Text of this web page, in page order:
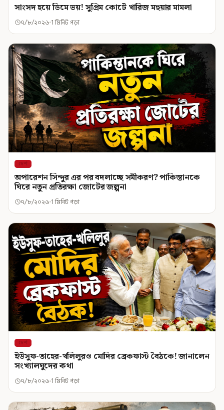
সাংসদ হয়ে ডিমে ভয়! সুপ্রিম কোর্টে খারিজ মহুয়ার মামলা
৭/৮/২০২৬ 1 মিনিট পড়া
দেশ
অপারেশন সিন্দুর এর পর বদলাচ্ছে সমীকরণ? পাকিস্তানকে
ঘিরে নতুন প্রতিরক্ষা জোটের জল্পনা
৭/৮/২০২৬ 1 মিনিট পড়া
দেশ
ইউসুফ-তাহের-খলিলুরও মোদির ব্রেকফাস্ট বৈঠকে! জানালেন
সংখ্যালঘুদের কথা
৭/৮/২০২৬ 1 মিনিট পড়া